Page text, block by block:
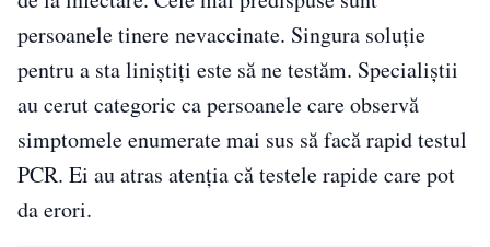
persoanele tinere nevaccinate. Singura soluție
pentru a sta liniștiți este să ne testăm. Specialiștii
au cerut categoric ca persoanele care observă
simptomele enumerate mai sus să facă rapid testul
PCR. Ei au atras atenția că testele rapide care pot
da erori.